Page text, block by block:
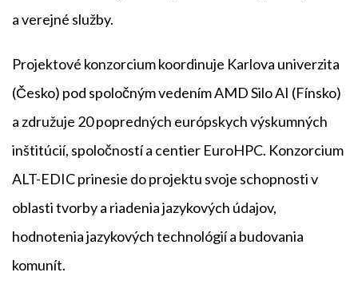
a verejné služby.
Projektové konzorcium koordinuje Karlova univerzita
(Česko) pod spoločným vedením AMD Silo AI (Fínsko)
a združuje 20 popredných európskych výskumných
inštitúcií, spoločností a centier EuroHPC. Konzorcium
ALT-EDIC prinesie do projektu svoje schopnosti v
oblasti tvorby a riadenia jazykových údajov,
hodnotenia jazykových technológií a budovania
komunít.